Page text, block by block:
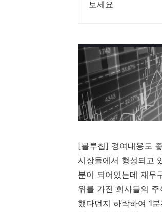
보세요
[블루칩] 경여내용도
시장들에서 형성되고
분이 되어있는데 재무
위를 가진 회사들의
했다던지 하락하여 1